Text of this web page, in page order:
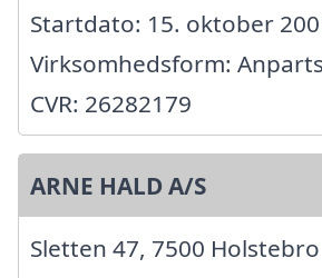
Startdato: 15. oktober
Virksomhedsform:
CVR: 26282179
ARNE HALD A/S
Sletten 47, 7500 Holstebro